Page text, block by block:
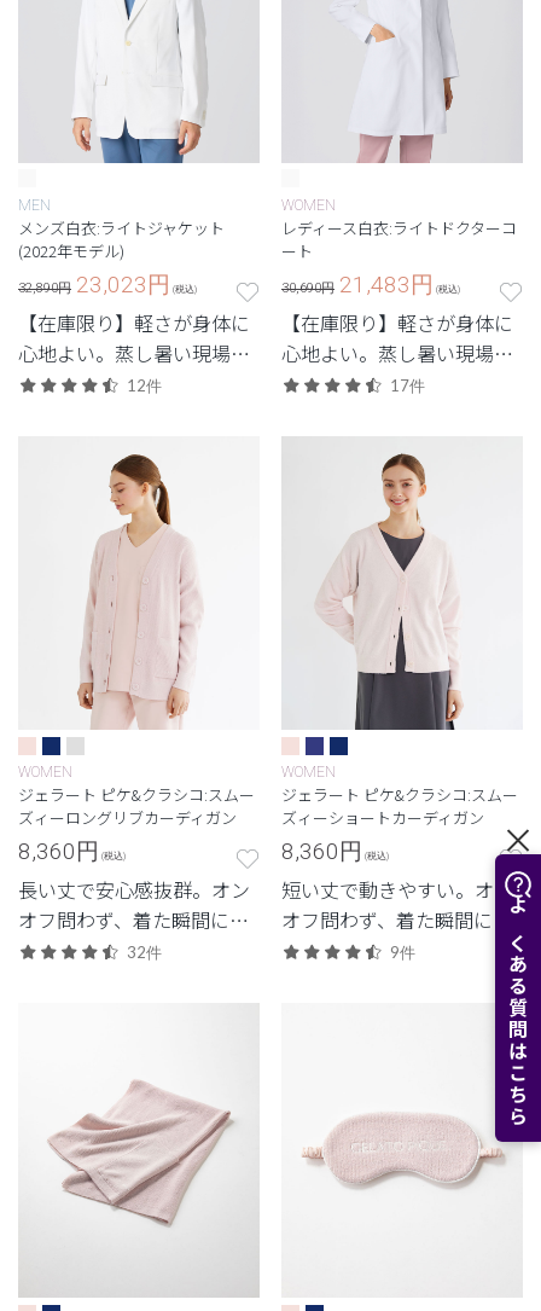
よくある質問はこちら
MEN
メンズ白衣:ライトジャケット
(2022年モデル)
32,890円 23,023円 (税込)
【在庫限り】軽さが身体に
心地よい。蒸し暑い現場で
重宝する軽量モデル。
12件
WOMEN
レディース白衣:ライトドクターコ
ート
30,690円 21,483円 (税込)
【在庫限り】軽さが身体に
心地よい。蒸し暑い現場で
重宝する軽量モデル。
17件
WOMEN
ジェラート ピケ&クラシコ:スムー
ズィーロングリブカーディガン
8,360円 (税込)
長い丈で安心感抜群。オン
オフ問わず、着た瞬間に癒
される至極の着心地。
32件
WOMEN
ジェラート ピケ&クラシコ:スムー
ズィーショートカーディガン
8,360円 (税込)
短い丈で動きやすい。オン
オフ問わず、着た瞬間に癒
される至極の着心地。
9件